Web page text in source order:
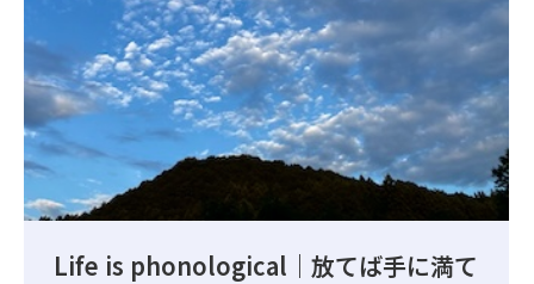
Life is phonological｜放てば手に満て